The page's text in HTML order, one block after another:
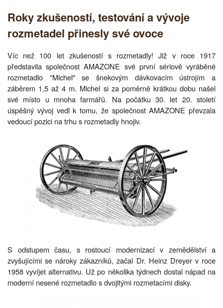
Roky zkušeností, testování a vývoje
rozmetadel přinesly své ovoce
Víc než 100 let zkušeností s rozmetadly! Již v roce 1917
představila společnost AMAZONE své první sériově vyráběné
rozmetadlo "Michel" se šnekovým dávkovacím ústrojím a
záběrem 1,5 až 4 m. Michel si za poměrně krátkou dobu našel
své místo u mnoha farmářů. Na počátku 30. let 20. století
úspěšný vývoj vedl k tomu, že společnost AMAZONE převzala
vedoucí pozici na trhu s rozmetadly hnojiv.
S odstupem času, s rostoucí modernizací v zemědělství a
zvyšujícími se nároky zákazníků, začal Dr. Heinz Dreyer v roce
1958 vyvíjet alternativu. Už po několika týdnech dostal nápad na
moderní nesené rozmetadlo s dvojitými rozmetacími disky.